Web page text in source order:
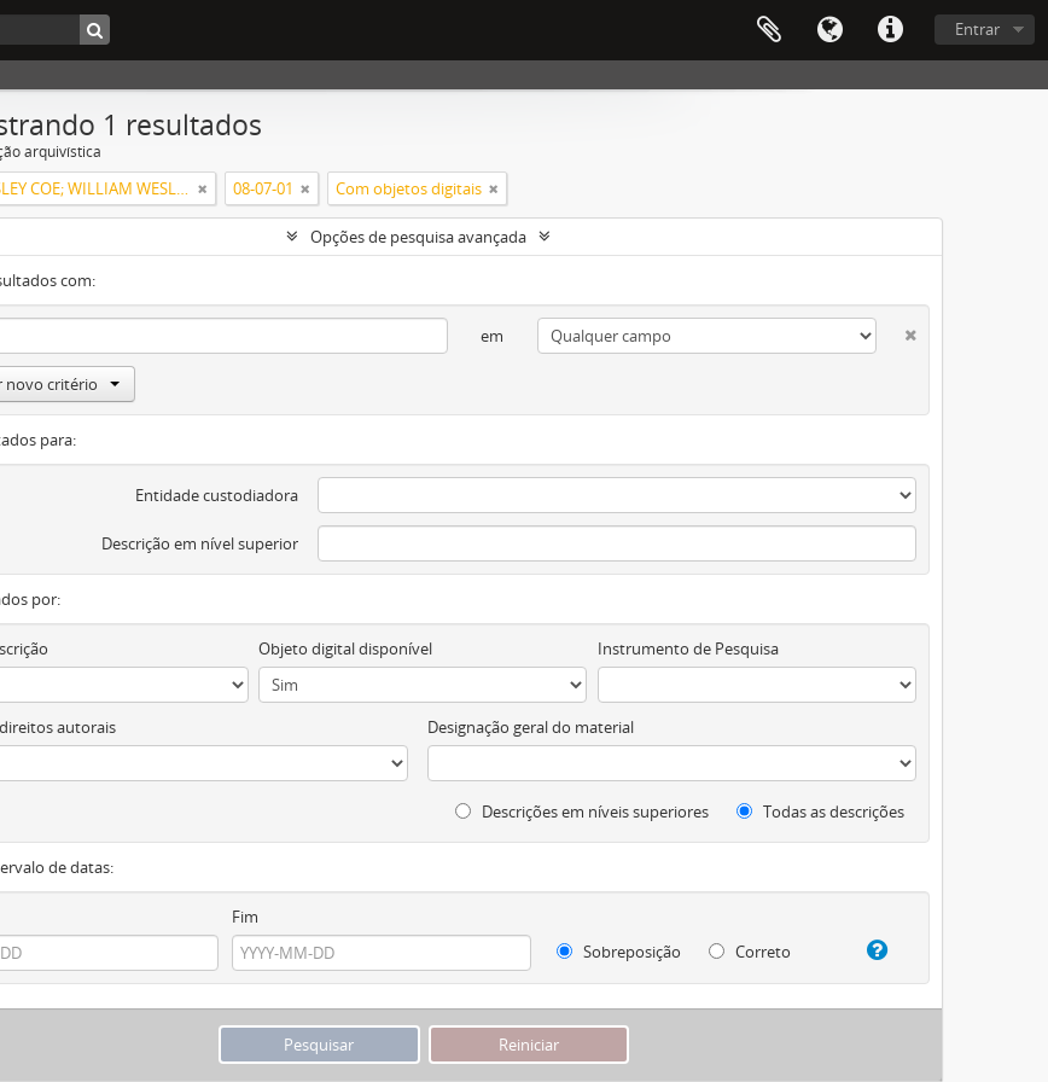
Entrar
1 resultados
arquivística
WILLIAM WESLEY COE; WILLIAM WESLEY COE JUNIOR 08-07-01 Com objetos digitais
Opções de pesquisa avançada
com:
em
novo critério
para:
Entidade custodiadora
Descrição em nível superior
por:
Objeto digital disponível Instrumento de Pesquisa
autorais Designação geral do material
Descrições em níveis superiores Todas as descrições
de datas:
Fim
Sobreposição
Correto